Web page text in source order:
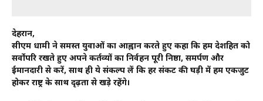
देहरादून,
सीएम धामी ने समस्त युवाओं का आह्वान करते हुए कहा कि हम देशहित को
सर्वोपरि रखते हुए अपने कर्तव्यों का निर्वहन पूरी निष्ठा, समर्पण और
ईमानदारी से करें, साथ ही ये संकल्प लें कि हर संकट की घड़ी में हम एकजुट
होकर राष्ट्र के साथ दृढ़ता से खड़े रहेंगे।